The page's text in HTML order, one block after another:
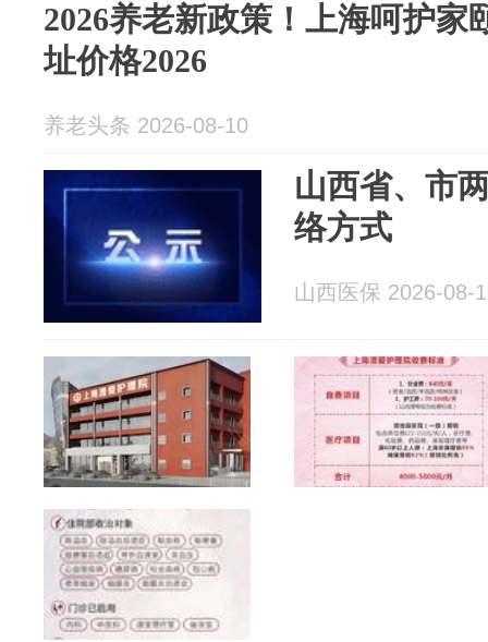
2026养老新政策！上海呵护家
址价格2026
养老头条 2026-08-10
山西省、市
络方式
山西医保 2026-08-